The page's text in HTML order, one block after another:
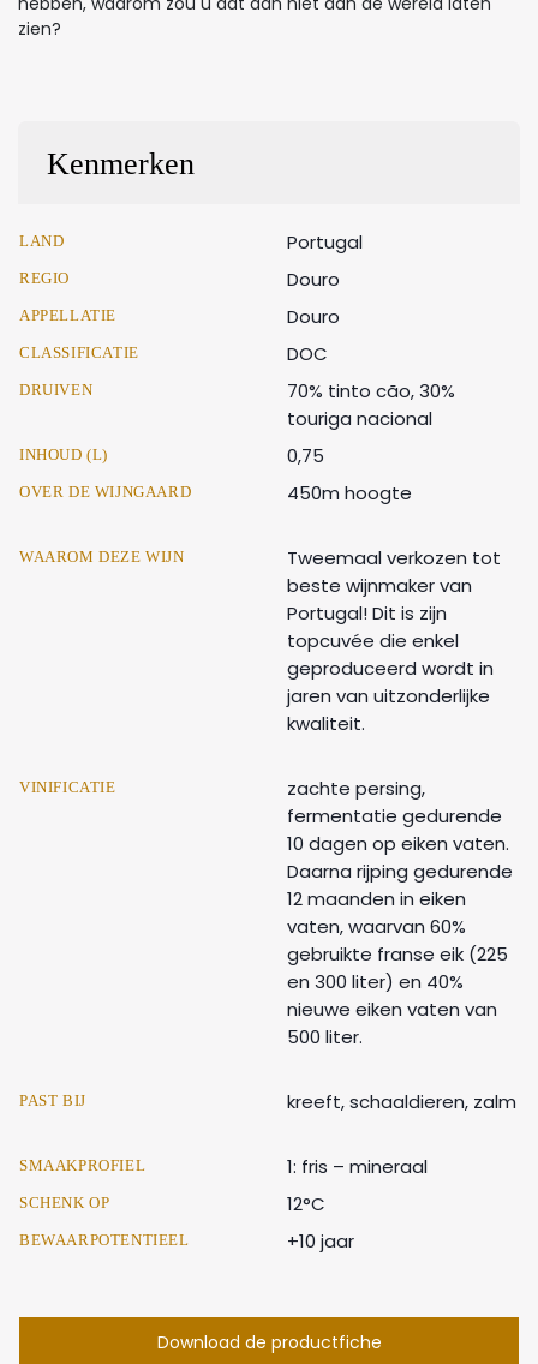
zien?
Kenmerken
LAND Portugal
REGIO Douro
APPELLATIE Douro
CLASSIFICATIE DOC
DRUIVEN
70% tinto cão, 30%
touriga nacional
INHOUD (L) 0,75
OVER DE WIJNGAARD 450m hoogte
WAAROM DEZE WIJN
Tweemaal verkozen tot
beste wijnmaker van
Portugal! Dit is zijn
topcuvée die enkel
geproduceerd wordt in
jaren van uitzonderlijke
kwaliteit.
VINIFICATIE
zachte persing,
fermentatie gedurende
10 dagen op eiken vaten.
Daarna rijping gedurende
12 maanden in eiken
vaten, waarvan 60%
gebruikte franse eik (225
en 300 liter) en 40%
nieuwe eiken vaten van
500 liter.
PAST BIJ kreeft, schaaldieren, zalm
SMAAKPROFIEL 1: fris – mineraal
SCHENK OP 12°C
BEWAARPOTENTIEEL +10 jaar
Download de productfiche